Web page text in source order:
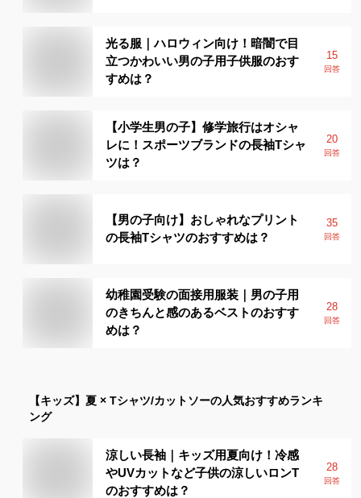
光る服｜ハロウィン向け！暗闇で目
立つかわいい男の子用子供服のおす
すめは？
15
回答
【小学生男の子】修学旅行はオシャ
レに！スポーツブランドの長袖Tシャ
ツは？
20
回答
【男の子向け】おしゃれなプリント
の長袖Tシャツのおすすめは？
35
回答
幼稚園受験の面接用服装｜男の子用
のきちんと感のあるベストのおすす
めは？
28
回答
【キッズ】 夏 × Tシャツ/カットソーの人気おすすめランキ
ング
涼しい長袖｜キッズ用夏向け！冷感
やUVカットなど子供の涼しいロンT
のおすすめは？
28
回答